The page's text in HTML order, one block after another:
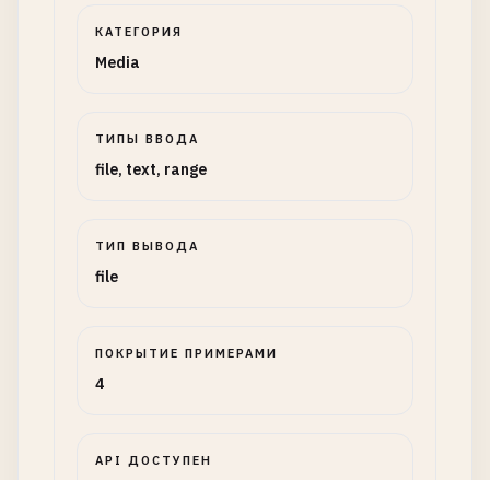
КАТЕГОРИЯ
Media
ТИПЫ ВВОДА
file, text, range
ТИП ВЫВОДА
file
ПОКРЫТИЕ ПРИМЕРАМИ
4
API ДОСТУПЕН